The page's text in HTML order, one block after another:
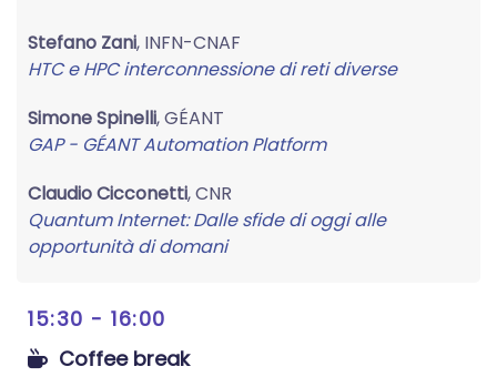
Stefano Zani, INFN-CNAF
HTC e HPC interconnessione di reti diverse
Simone Spinelli, GÉANT
GAP - GÉANT Automation Platform
Claudio Cicconetti, CNR
Quantum Internet: Dalle sfide di oggi alle
opportunità di domani
15:30 - 16:00
Coffee break